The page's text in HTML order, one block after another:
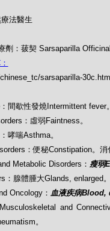
法醫生
劑：菝契 Sarsaparilla
sarsaparilla-30c.html
間歇性發燒Intermittent fever。
：虛弱Faintness。
哮喘Asthma。
：便秘Constipation。消
Metabolic Disorders： 瘦弱
腺體腫大Glands, enlarged。
Oncology： 血液疾病Blood,
and
。